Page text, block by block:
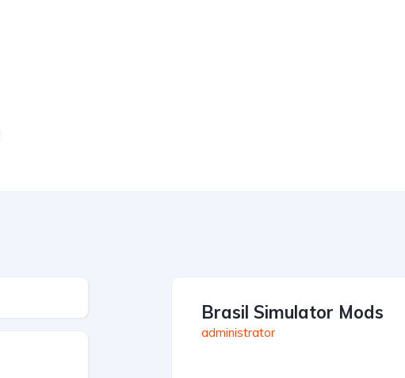
Brasil Simulator Mods
administrator